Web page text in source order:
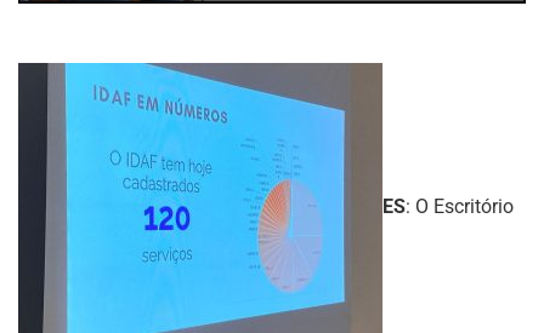
ES: O Escritório